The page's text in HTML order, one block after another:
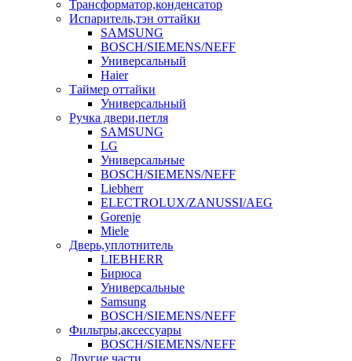
Трансформатор,конденсатор
Испаритель,тэн оттайки
SAMSUNG
BOSCH/SIEMENS/NEFF
Универсальный
Haier
Таймер оттайки
Универсальный
Ручка двери,петля
SAMSUNG
LG
Универсальные
BOSCH/SIEMENS/NEFF
Liebherr
ELECTROLUX/ZANUSSI/AEG
Gorenje
Miele
Дверь,уплотнитель
LIEBHERR
Бирюса
Универсальные
Samsung
BOSCH/SIEMENS/NEFF
Фильтры,аксессуары
BOSCH/SIEMENS/NEFF
Другие части